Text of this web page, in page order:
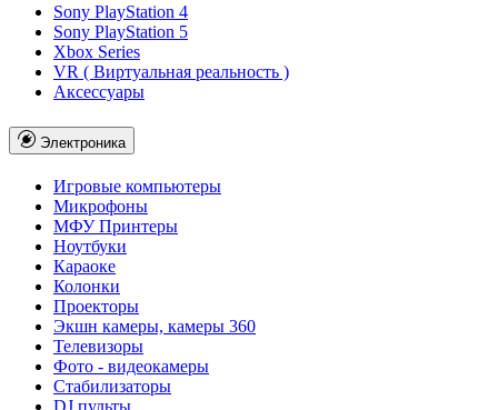
Sony PlayStation 4
Sony PlayStation 5
Xbox Series
VR ( Виртуальная реальность )
Аксессуары
Электроника
Игровые компьютеры
Микрофоны
МФУ Принтеры
Ноутбуки
Караоке
Колонки
Проекторы
Экшн камеры, камеры 360
Телевизоры
Фото - видеокамеры
Стабилизаторы
DJ пульты